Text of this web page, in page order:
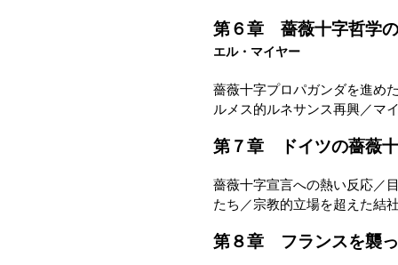
第６章 薔薇十字哲学
エル・マイヤー
薔薇十字プロパガンダを進め
ルメス的ルネサンス再興／マ
第７章 ドイツの薔薇
薔薇十字宣言への熱い反応／
たち／宗教的立場を超えた結
第８章 フランスを襲